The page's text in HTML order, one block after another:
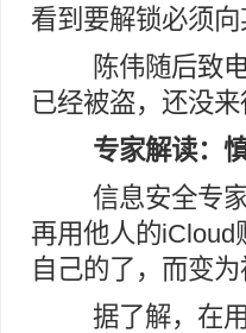
看到要解锁必须
陈伟随后致
已经被盗，还没来
专家解读：
信息安全专
再用他人的
自己的了，而变为
据了解，在